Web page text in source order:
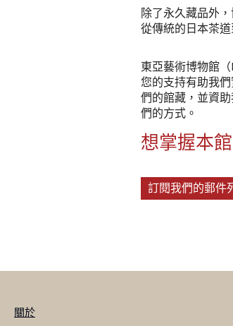
除了永久藏品外
從傳統的日本茶
東亞藝術博物館
您的支持有助我
們的館藏，並資
們的方式。
想掌握本
訂閱我們的郵件
關於